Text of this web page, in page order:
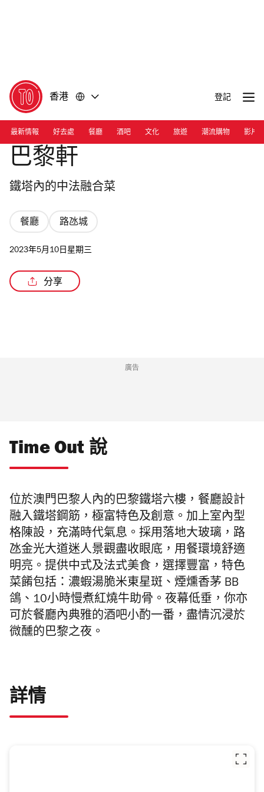
香港 登記
最新情報 好去處 餐廳 酒吧 文化 旅遊 潮流購物 影片
巴黎軒
鐵塔內的中法融合菜
餐廳 路氹城
2023年5月10日星期三
分享
廣告
Time Out 說
位於澳門巴黎人內的巴黎鐵塔六樓，餐廳設計
融入鐵塔鋼筋，極富特色及創意。加上室內型
格陳設，充滿時代氣息。採用落地大玻璃，路
氹金光大道迷人景觀盡收眼底，用餐環境舒適
明亮。提供中式及法式美食，選擇豐富，特色
菜餚包括：濃蝦湯脆米東星斑、煙燻香茅 BB
鴿、10小時慢煮紅燒牛助骨。 夜幕低垂，你亦
可於餐廳內典雅的酒吧小酌一番，盡情沉浸於
微醺的巴黎之夜。
詳情